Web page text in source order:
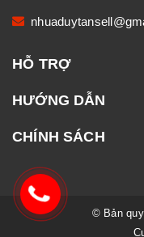
HỖ TRỢ
HƯỚNG DẪN
CHÍNH SÁCH
© Bản